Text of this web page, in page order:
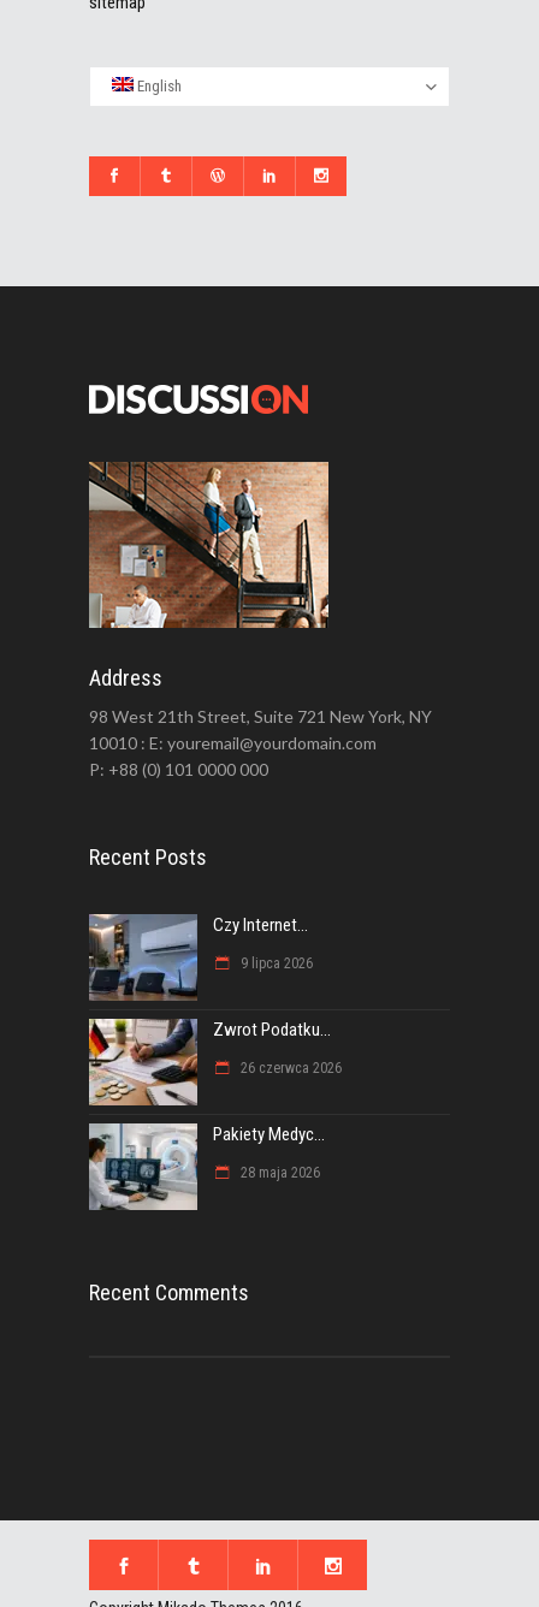
English
Address
98 West 21th Street, Suite 721 New York, NY
10010 : E: youremail@yourdomain.com
P: +88 (0) 101 0000 000
Recent Posts
Czy Internet...
9 lipca 2026
Zwrot Podatku...
26 czerwca 2026
Pakiety Medyc...
28 maja 2026
Recent Comments